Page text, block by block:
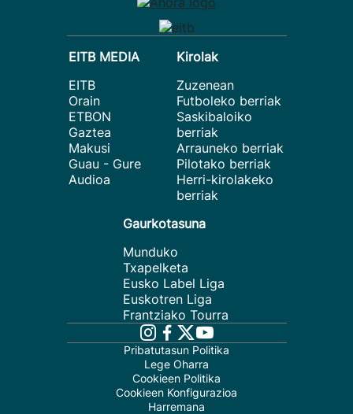
EITB MEDIA
EITB
Orain
ETBON
Gaztea
Makusi
Guau - Gure
Audioa
Kirolak
Zuzenean
Futboleko berriak
Saskibaloiko
berriak
Arrauneko berriak
Pilotako berriak
Herri-kirolakeko
berriak
Gaurkotasuna
Munduko
Txapelketa
Eusko Label Liga
Euskotren Liga
Frantziako Tourra
Pribatutasun Politika
Lege Oharra
Cookieen Politika
Cookieen Konfigurazioa
Harremana